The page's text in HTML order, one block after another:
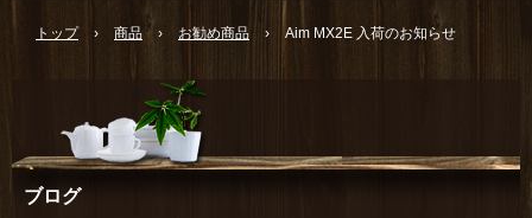
トップ › 商品 › お勧め商品 › Aim MX2E 入荷のお知らせ
ブログ